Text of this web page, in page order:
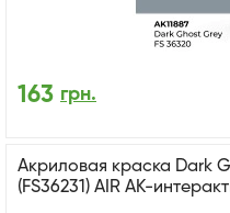
163 грн.
Акриловая краска Dark
(FS36231) AIR АК-